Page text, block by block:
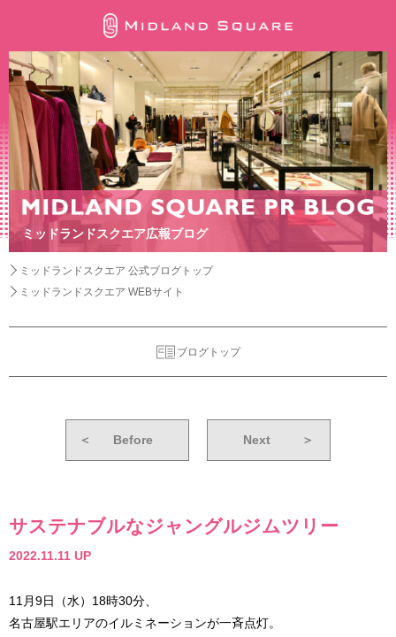
ミッドランドスクエア広報ブログ
ミッドランドスクエア 公式ブログトップ
ミッドランドスクエア WEBサイト
ブログトップ
＜ Before Next ＞
サステナブルなジャングルジムツリー
2022.11.11 UP
11月9日（水）18時30分、
名古屋駅エリアのイルミネーションが一斉点灯。